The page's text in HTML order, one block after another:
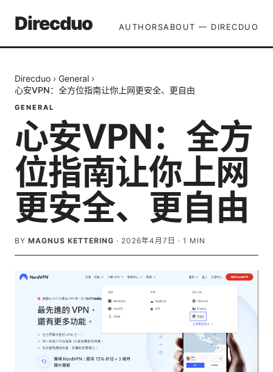
Direcduo AUTHORSABOUT — DIRECDUO
Direcduo › General ›
心安VPN：全方位指南让你上网更安全、更自由
GENERAL
心安VPN：全方
位指南让你上网
更安全、更自由
BY MAGNUS KETTERING · 2026年4月7日 · 1 MIN